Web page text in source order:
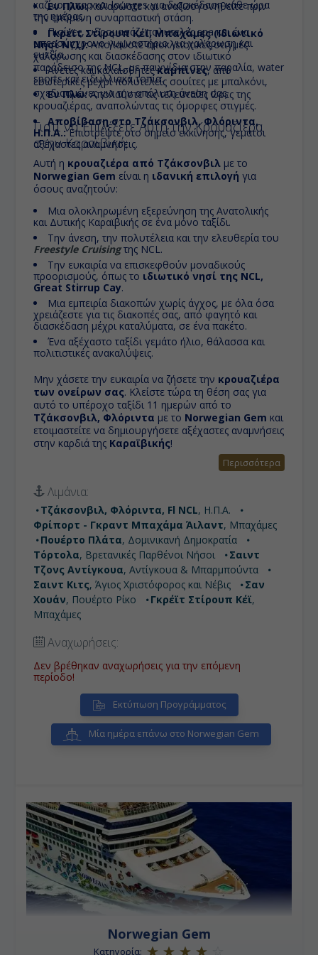
Εν Πλω:Χαλαρώστε και αναζωογονηθείτε πριν
την επόμενη συναρπαστική στάση.
Γκρέϊτ Στίρουπ Κέϊ, Μπαχάμες (Ιδιωτικό
Νησί NCL):Απολαύστε αποκλειστικές στιγμές
χαλάρωσης και διασκέδασης στον ιδιωτικό
παράδεισο της NCL, με παιχνίδια στην παραλία, water
sports και ειδυλλιακά τοπία.
Εν Πλω:Απολαύστε τις τελευταίες ώρες της
κρουαζιέρας, αναπολώντας τις όμορφες στιγμές.
Αποβίβαση στο Τζάκσονβιλ, Φλόριντα,
Η.Π.Α.:Επιστρέψτε στο σημείο εκκίνησης, γεμάτοι
αξέχαστες αναμνήσεις.
καζίνο, μπαρ και lounges για διασκέδαση κάθε ώρα
της ημέρας.
Πισίνες, υδρομασάζ, πολυτελές spa και ένα
υπερσύγχρονο γυμναστήριο για χαλάρωση και
ευεξία.
Άνετες και καλαίσθητεςκαμπίνες, από
εσωτερικές μέχρι πολυτελείς σουίτες με μπαλκόνι,
σχεδιασμένες για την απόλυτη άνεση σας.
Γιατί να Επιλέξετε Αυτή την Κρουαζιέρα
στην Καραϊβική;
Αυτή η κρουαζιέρα από Τζάκσονβιλ με το
Norwegian Gem είναι η ιδανική επιλογή για
όσους αναζητούν:
Μια ολοκληρωμένη εξερεύνηση της Ανατολικής
και Δυτικής Καραϊβικής σε ένα μόνο ταξίδι.
Την άνεση, την πολυτέλεια και την ελευθερία του
Freestyle Cruisingτης NCL.
Την ευκαιρία να επισκεφθούν μοναδικούς
προορισμούς, όπως το ιδιωτικό νησί της NCL,
Great Stirrup Cay.
Μια εμπειρία διακοπών χωρίς άγχος, με όλα όσα
χρειάζεστε για τις διακοπές σας, από φαγητό και
διασκέδαση μέχρι καταλύματα, σε ένα πακέτο.
Ένα αξέχαστο ταξίδι γεμάτο ήλιο, θάλασσα και
πολιτιστικές ανακαλύψεις.
Μην χάσετε την ευκαιρία να ζήσετε την κρουαζιέρα
των ονείρων σας. Κλείστε τώρα τη θέση σας για
αυτό το υπέροχο ταξίδι 11 ημερών από το
Τζάκσονβιλ, Φλόριντα με το Norwegian Gem και
ετοιμαστείτε να δημιουργήσετε αξέχαστες αναμνήσεις
στην καρδιά της Καραϊβικής!
Περισσότερα
Λιμάνια:
Τζάκσονβιλ, Φλόριντα, Fl NCL, Η.Π.Α.
Φρίπορτ - Γκραντ Μπαχάμα Άιλαντ, Μπαχάμες
Πουέρτο Πλάτα, Δομινικανή Δημοκρατία
Τόρτολα, Βρετανικές Παρθένοι Νήσοι
Σαιντ
Τζονς Αντίγκουα, Αντίγκουα & Μπαρμπούντα
Σαιντ Κιτς, Άγιος Χριστόφορος και Νέβις
Σαν
Χουάν, Πουέρτο Ρίκο Γκρέϊτ Στίρουπ Κέϊ,
Μπαχάμες
Αναχωρήσεις:
Δεν βρέθηκαν αναχωρήσεις για την επόμενη
περίοδο!
Εκτύπωση Προγράμματος
Μία ημέρα επάνω στο Norwegian Gem
Norwegian Gem
Κατηγορία: